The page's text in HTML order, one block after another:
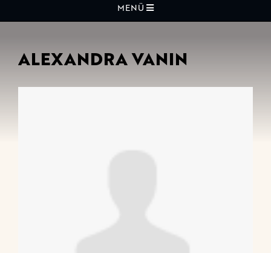
MENÜ
ALEXANDRA VANIN